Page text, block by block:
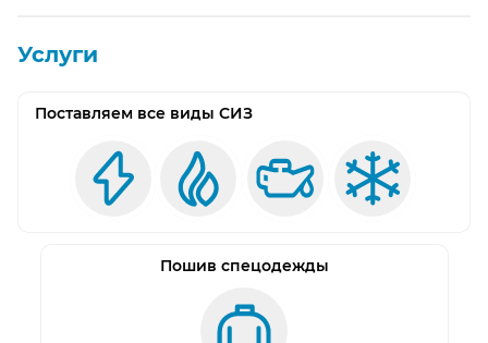
Корпус изготовлен из материала ПВХ - удобное
Мягкий обтюратор на корпусе сохраняет тепло
дополнительную защиту при работе в
запыленных помещениях.
по размеру головы.
Услуги
Поставляем все виды СИЗ
Пошив спецодежды